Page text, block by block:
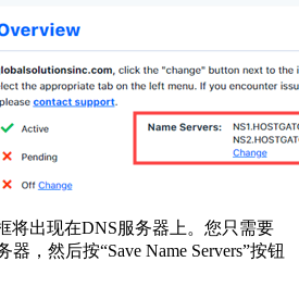
将出现在DNS服务器上。您只需要
，然后按“Save Name Servers”按钮